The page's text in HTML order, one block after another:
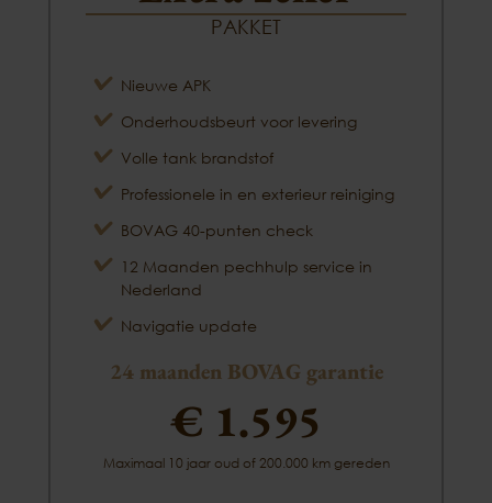
PAKKET
Nieuwe APK
Onderhoudsbeurt voor levering
Volle tank brandstof
Professionele in en exterieur reiniging
BOVAG 40-punten check
12 Maanden pechhulp service in
Nederland
Navigatie update
24 maanden BOVAG garantie
€ 1.595
Maximaal 10 jaar oud of 200.000 km gereden